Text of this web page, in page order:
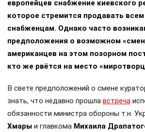
европейцев снабжение киевского
которое стремится продавать
снабженцам. Однако часто
предположения о возможном
американцев на этом позорном
кто же рвётся на место
В свете предположений о смене
знать, что недавно прошла встреча
обязанности министра обороны т.н.
Хмары и главкома Михаила